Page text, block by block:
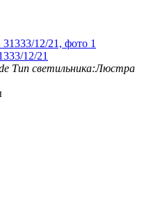
12/21
Тип светильника:Люстра